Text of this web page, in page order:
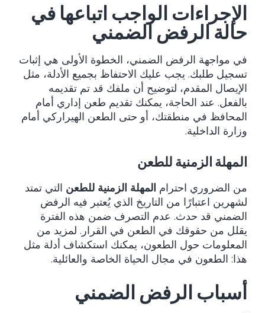
الإجراءات الواجب اتباعها في
حالة الرفض الضمني
في مواجهة الرفض الضمني، الخطوة الأولى هي إثبات
تسجيل طلبك. يجب عليك الاحتفاظ بجميع الأدلة، مثل
الإيصال المقدم، لتوضيح أن ملفك قد تم تقديمه
بالفعل. عند الحاجة، يمكنك تقديم طعن إداري أمام
المحافظ في منطقتك، أو حتى الطعن الهيراركي أمام
وزارة الداخلية.
المهلة الزمنية للطعن
من الضروري احترام المهلة الزمنية للطعن التي تمتد
لشهرين اعتبارًا من التاريخ الذي يُعتبر فيه الرفض
الضمني قد حدث. عدم التصرف ضمن هذه الفترة
يقلل من حقوقك في الطعن في القرار. لمزيد من
المعلومات حول الطعون، يمكنك استكشاف أدلة مثل
هذا: الطعون في مجال الحياة الخاصة والعائلية.
أسباب الرفض الضمني